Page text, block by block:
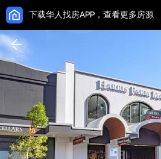
下载华人找房APP，查看更多房源